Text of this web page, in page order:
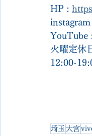
HP :
instagram
YouTube
火曜定休
12:00-
埼玉 大宮